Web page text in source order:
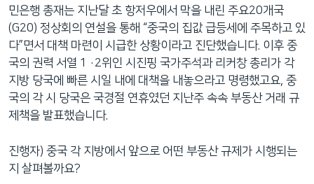
민은행 총재는 지난달 초 항저우에서 막을 내린 주요20개국
(G20) 정상회의 연설을 통해 “중국의 집값 급등세에 주목하고 있
다”면서 대책 마련이 시급한 상황이라고 진단했습니다. 이후 중
국의 권력 서열 1 ·2위인 시진핑 국가주석과 리커창 총리가 각
지방 당국에 빠른 시일 내에 대책을 내놓으라고 명령했고요, 중
국의 각 시 당국은 국경절 연휴였던 지난주 속속 부동산 거래 규
제책을 발표했습니다.
진행자) 중국 각 지방에서 앞으로 어떤 부동산 규제가 시행되는
지 살펴볼까요?